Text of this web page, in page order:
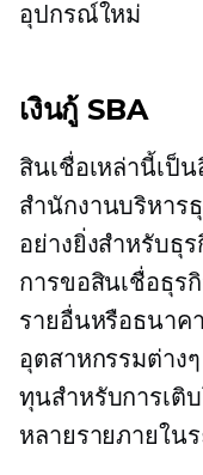
อุปกรณ์ใหม่
เงินกู้ SBA
สินเชื่อเหล่านี้เป็
สำนักงานบริหาร
อย่างยิ่งสำหรับธุ
การขอสินเชื่อธุร
รายอื่นหรือธนาค
อุตสาหกรรมต่าง
ทุนสำหรับการเติ
หลายรายภายใน